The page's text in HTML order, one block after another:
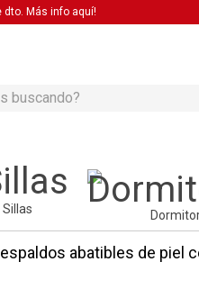
dto. Más info aquí!
Sillas
abatibles de piel